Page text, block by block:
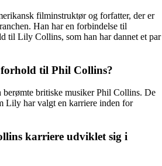
filminstruktør og forfatter, der er
Han har en forbindelse til
til Lily Collins, som han har dannet et par
til Phil Collins?
britiske musiker Phil Collins. De
Lily har valgt en karriere inden for
karriere udviklet sig i